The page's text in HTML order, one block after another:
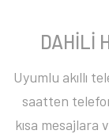
DAHİLİ
Uyumlu akıllı
saatten
kısa mesajlara